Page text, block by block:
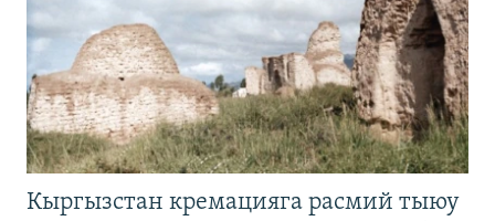
Кыргызстан кремацияга расмий тыюу